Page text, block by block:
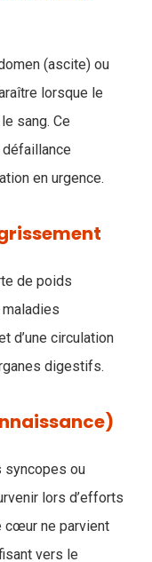
(ascite) ou
lorsque le
sang. Ce
en urgence.
de poids
d’une circulation
digestifs.
syncopes ou
lors d’efforts
cœur ne parvient
vers le